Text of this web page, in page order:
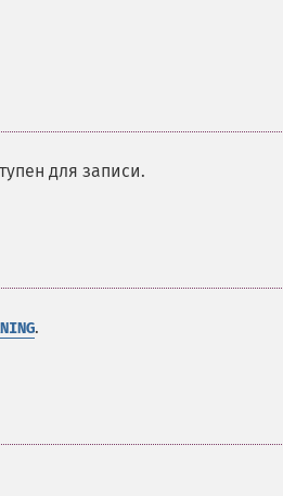
для записи.
.